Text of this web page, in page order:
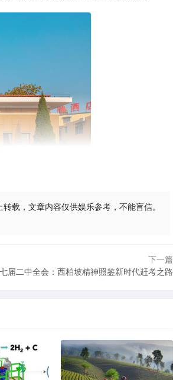
生成党性分析报告‌。
业规划、矛盾调解等真实任务‌。
载，文章内容仅供娱乐参考，不能盲信。
下一篇
届二中全会：西柏坡精神照鉴新时代赶考之路